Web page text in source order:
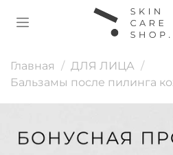
Главная
ДЛЯ ЛИЦА
Бальзамы после пилинга